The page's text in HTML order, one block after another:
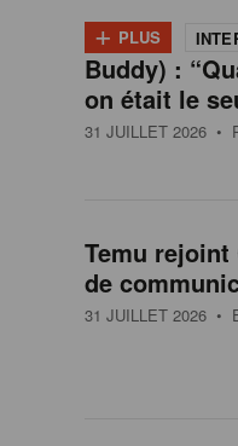
+ PLUS
Buddy) :
on était le
31 JUILLET 2026 •
Temu rejoint
de
31 JUILLET 2026 •